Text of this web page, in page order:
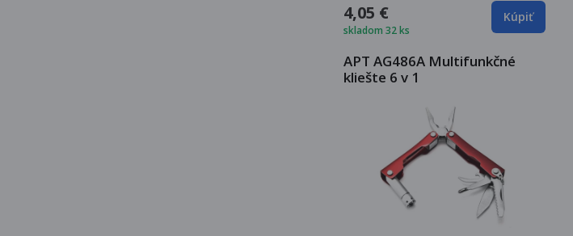
4,05 €
skladom 32 ks
Kúpiť
APT AG486A Multifunkčné
kliešte 6 v 1